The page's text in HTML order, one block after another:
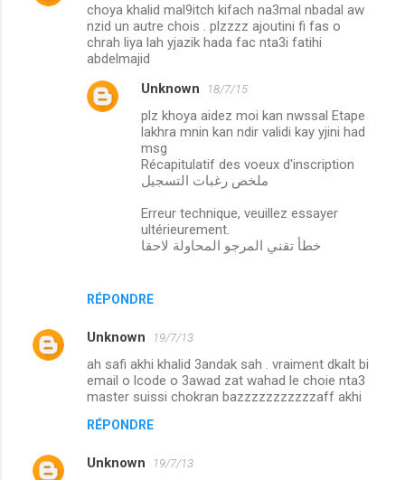
choya khalid mal9itch kifach na3mal nbadal aw
nzid un autre chois . plzzzz ajoutini fi fas o
chrah liya lah yjazik hada fac nta3i fatihi
abdelmajid
RÉPONDRE
Unknown 18/7/15
plz khoya aidez moi kan nwssal Etape
lakhra mnin kan ndir validi kay yjini had
msg
Récapitulatif des voeux d'inscription
ملخص رغبات التسجيل
Erreur technique, veuillez essayer
ultérieurement.
خطأ تقني المرجو المحاولة لاحقا
Unknown 19/7/13
ah safi akhi khalid 3andak sah . vraiment dkalt bi
email o lcode o 3awad zat wahad le choie nta3
master suissi chokran bazzzzzzzzzzzaff akhi
RÉPONDRE
Unknown 19/7/13